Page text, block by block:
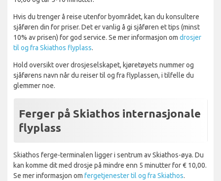
Hvis du trenger å reise utenfor byområdet, kan du konsultere
sjåføren din for priser. Det er vanlig å gi sjåføren et tips (minst
10% av prisen) for god service. Se mer informasjon om drosjer
til og fra Skiathos flyplass.
Hold oversikt over drosjeselskapet, kjøretøyets nummer og
sjåførens navn når du reiser til og fra flyplassen, i tilfelle du
glemmer noe.
Ferger på Skiathos internasjonale
flyplass
Skiathos ferge-terminalen ligger i sentrum av Skiathos-øya. Du
kan komme dit med drosje på mindre enn 5 minutter for € 10,00.
Se mer informasjon om fergetjenester til og fra Skiathos.